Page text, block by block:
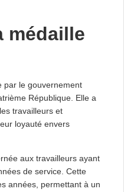
médaille
par le gouvernement
République. Elle a
travailleurs et
loyauté envers
aux travailleurs ayant
de service. Cette
années, permettant à un